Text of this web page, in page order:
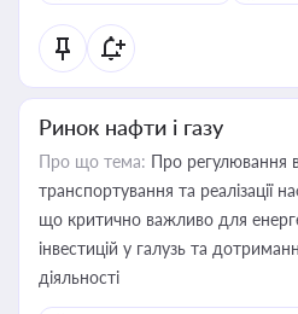
Ринок нафти і газу
Про що тема: Про регулювання
транспортування та реалізації
що критично важливо для
інвестицій у галузь та
діяльності